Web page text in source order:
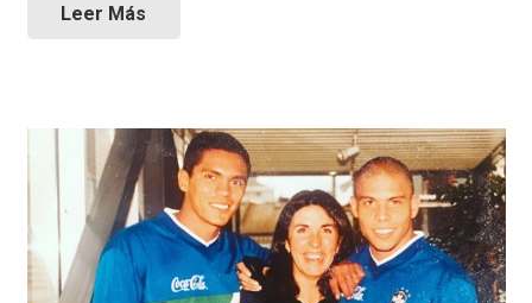
Leer Más